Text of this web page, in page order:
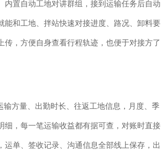
置自动工地对讲群组，接到运输任务后自动
能和工地、拌站快速对接进度、路况、卸料要
，方便自身查看行程轨迹，也便于对接方了
方量、出勤时长、往返工地信息，月度、季
细，每一笔运输收益都有据可查，对账时直接
单、签收记录、沟通信息全部线上保存，出